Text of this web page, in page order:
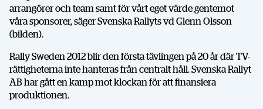
arrangörer och team samt för vårt eget värde gentemot
våra sponsorer, säger Svenska Rallyts vd Glenn Olsson
(bilden).
Rally Sweden 2012 blir den första tävlingen på 20 år där TV-
rättigheterna inte hanteras från centralt håll. Svenska Rallyt
AB har gått en kamp mot klockan för att finansiera
produktionen.